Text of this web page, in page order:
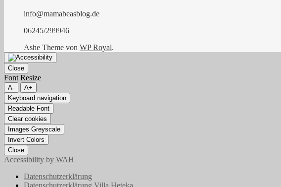
info@mamabeasblog.de
06245/299946
Ashe Theme von WP Royal.
Close
Font Resize
A-
A+
Keyboard navigation
Readable Font
Clear cookies
Images Greyscale
Invert Colors
Close
Accessibility by WAH
Datenschutzerklärung
Datenschutzerklärung Villa Heteka